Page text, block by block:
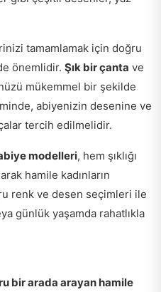
tamamlamak için doğru
önemlidir. Şık bir çanta ve
mükemmel bir şekilde
abiyenizin desenine ve
tercih edilmelidir.
modelleri, hem şıklığı
hamile kadınların
renk ve desen seçimleri ile
günlük yaşamda rahatlıkla
bir arada arayan hamile